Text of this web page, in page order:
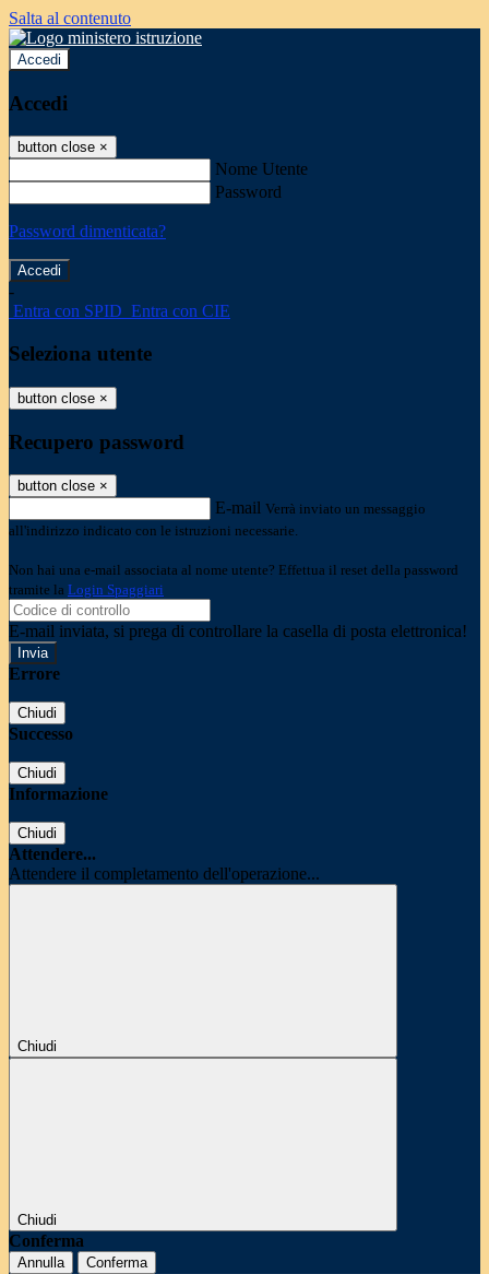
Salta al contenuto
Accedi
Accedi
button close ×
Nome Utente
Password
Password dimenticata?
-
Entra con SPID Entra con CIE
Seleziona utente
button close ×
Recupero password
button close ×
E-mail Verrà inviato un messaggio
all'indirizzo indicato con le istruzioni necessarie.
Non hai una e-mail associata al nome utente? Effettua il reset della password
tramite la Login Spaggiari
E-mail inviata, si prega di controllare la casella di posta elettronica!
Errore
Chiudi
Successo
Chiudi
Informazione
Chiudi
Attendere...
Attendere il completamento dell'operazione...
Chiudi
Chiudi
Conferma
Annulla Conferma